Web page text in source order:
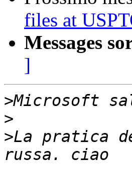
files at
Messages
]
>
>
>La pratica